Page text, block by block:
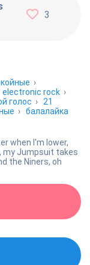
3
›
electronic rock ›
голос › 21
›балалайка
when I'm lower,
my Jumpsuit takes
the Niners, oh